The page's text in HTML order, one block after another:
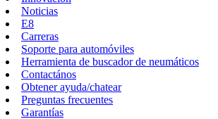
Noticias
E8
Carreras
Soporte para automóviles
Herramienta de buscador de neumáticos
Contactános
Obtener ayuda/chatear
Preguntas frecuentes
Garantías